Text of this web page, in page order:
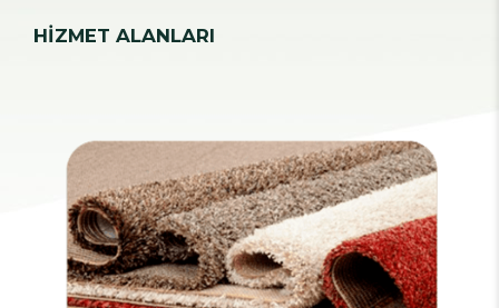
HİZMET ALANLARI